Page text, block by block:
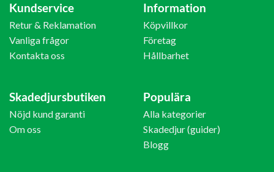
Kundservice
Retur & Reklamation
Vanliga frågor
Kontakta oss
Information
Köpvillkor
Företag
Hållbarhet
Skadedjursbutiken
Nöjd kund garanti
Om oss
Populära
Alla kategorier
Skadedjur (guider)
Blogg